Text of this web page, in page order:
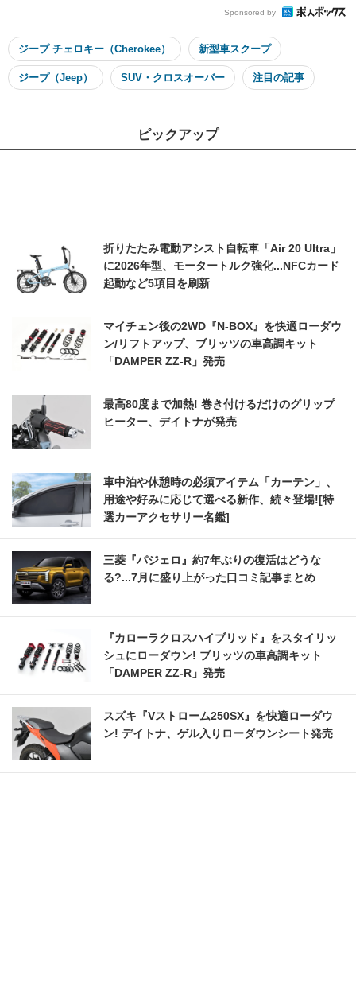
Sponsored by
ジープ チェロキー（Cherokee） 新型車スクープ
ジープ（Jeep） SUV・クロスオーバー 注目の記事
ピックアップ
折りたたみ電動アシスト自転車「Air 20 Ultra」
に2026年型、モータートルク強化...NFCカード
起動など5項目を刷新
マイチェン後の2WD『N-BOX』を快適ローダウ
ン/リフトアップ、ブリッツの車高調キット
「DAMPER ZZ-R」発売
最高80度まで加熱! 巻き付けるだけのグリップ
ヒーター、デイトナが発売
車中泊や休憩時の必須アイテム「カーテン」、
用途や好みに応じて選べる新作、続々登場![特
選カーアクセサリー名鑑]
三菱『パジェロ』約7年ぶりの復活はどうな
る?...7月に盛り上がった口コミ記事まとめ
『カローラクロスハイブリッド』をスタイリッ
シュにローダウン! ブリッツの車高調キット
「DAMPER ZZ-R」発売
スズキ『Vストローム250SX』を快適ローダウ
ン! デイトナ、ゲル入りローダウンシート発売